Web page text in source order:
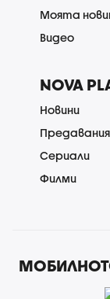
Моята
Видео
NOVA
Новини
Предавания
Сериали
Филми